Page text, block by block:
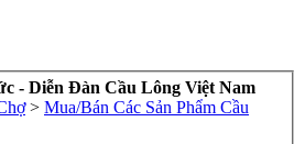
- Diễn Đàn Cầu Lông Việt Nam
> Mua/Bán Các Sản Phẩm Cầu